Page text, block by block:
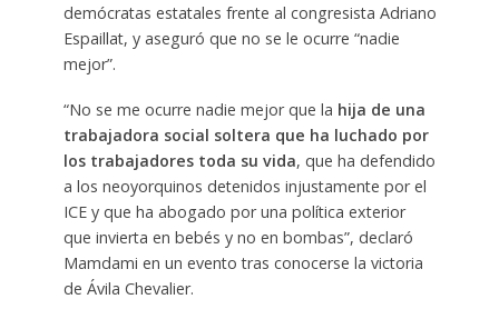
demócratas estatales frente al congresista Adriano
Espaillat, y aseguró que no se le ocurre “nadie
mejor”.
“No se me ocurre nadie mejor que la hija de una
trabajadora social soltera que ha luchado por
los trabajadores toda su vida, que ha defendido
a los neoyorquinos detenidos injustamente por el
ICE y que ha abogado por una política exterior
que invierta en bebés y no en bombas”, declaró
Mamdami en un evento tras conocerse la victoria
de Ávila Chevalier.